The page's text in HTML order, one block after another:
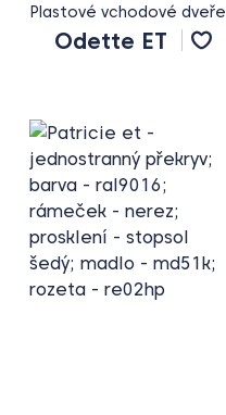
Plastové vchodové dveře
Odette ET